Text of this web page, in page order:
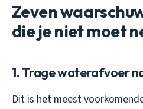
Zeven
die je niet moet
1. Trage waterafvoer
Dit is het meest